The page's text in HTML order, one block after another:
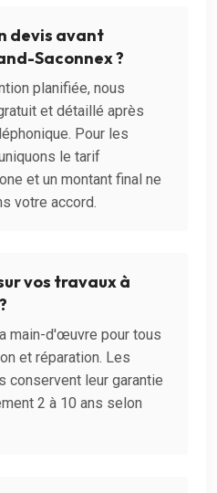
devis avant
Saconnex ?
planifiée, nous
et détaillé après
Pour les
le tarif
et un montant final ne
votre accord.
vos travaux à
main-d'œuvre pour tous
et réparation. Les
conservent leur garantie
2 à 10 ans selon